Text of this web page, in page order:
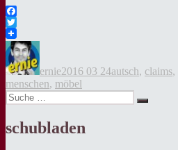
Facebook
Twitter
ernie2016 03 24autsch, claims,
menschen, möbel
Suche
nach:
Suche
schubladen